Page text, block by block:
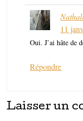
11
Oui. J’ai hâte de
Répondre
Laisser un